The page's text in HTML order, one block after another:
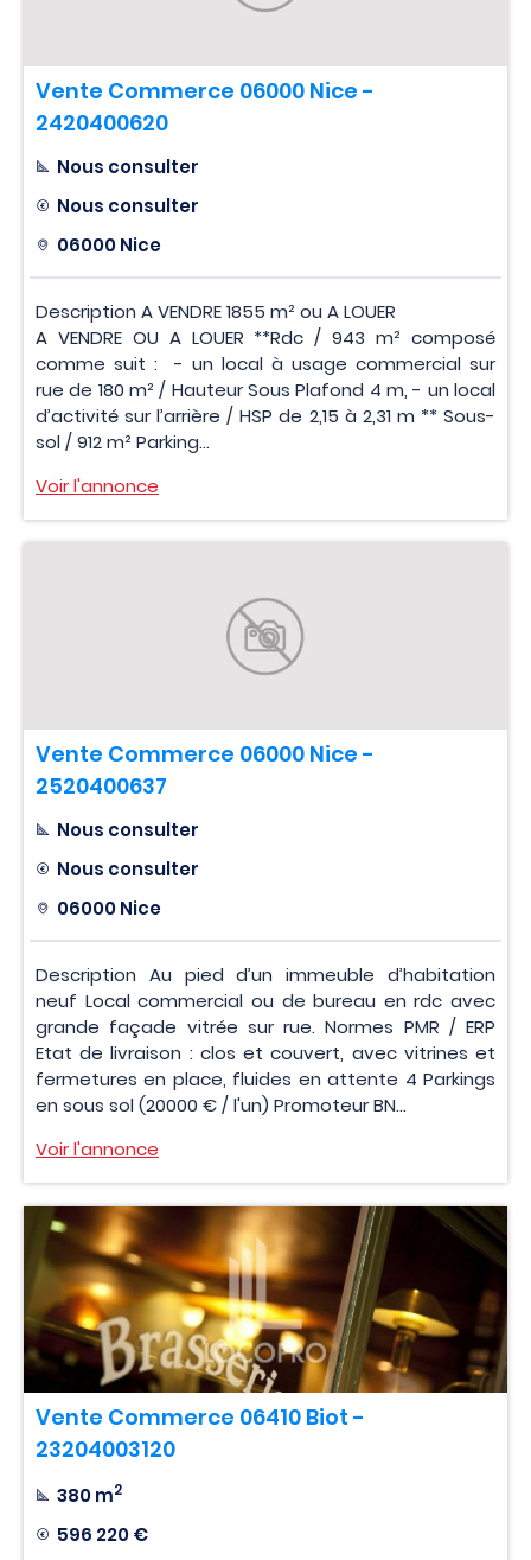
Vente Commerce 06000 Nice -
2420400620
Nous consulter
Nous consulter
06000 Nice
Description A VENDRE 1855 m² ou A LOUER
A VENDRE OU A LOUER **Rdc / 943 m² composé
comme suit : - un local à usage commercial sur
rue de 180 m² / Hauteur Sous Plafond 4 m, - un local
d’activité sur l’arrière / HSP de 2,15 à 2,31 m ** Sous-
sol / 912 m² Parking...
Voir l'annonce
Vente Commerce 06000 Nice -
2520400637
Nous consulter
Nous consulter
06000 Nice
Description Au pied d’un immeuble d’habitation
neuf Local commercial ou de bureau en rdc avec
grande façade vitrée sur rue. Normes PMR / ERP
Etat de livraison : clos et couvert, avec vitrines et
fermetures en place, fluides en attente 4 Parkings
en sous sol (20000 € / l'un) Promoteur BN...
Voir l'annonce
Vente Commerce 06410 Biot -
23204003120
380 m2
596 220 €